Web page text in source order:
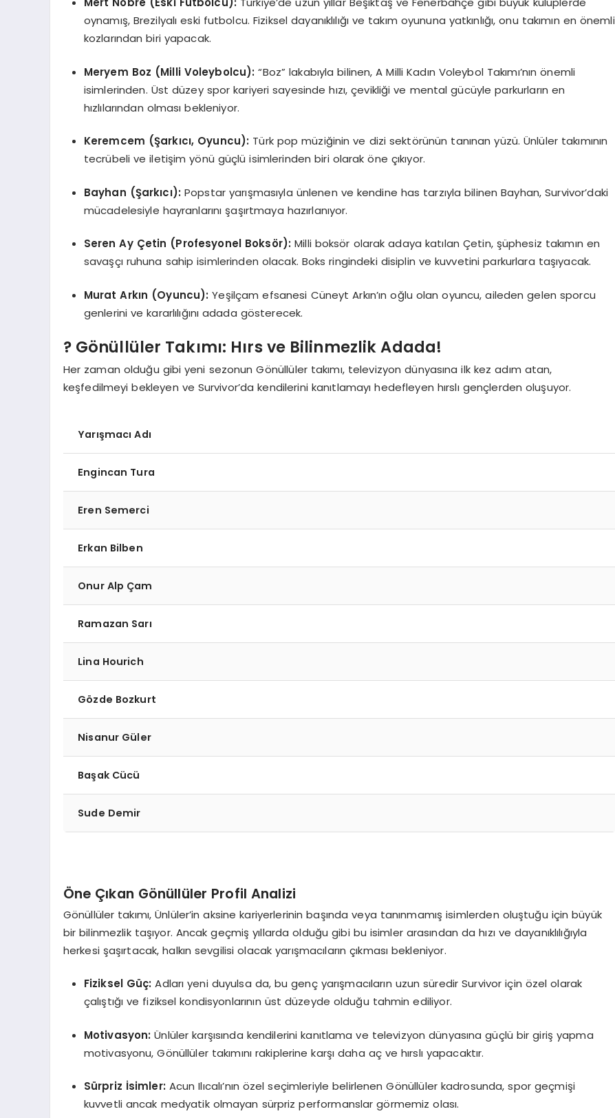
oynamış, Brezilyalı eski futbolcu. Fiziksel dayanıklılığı ve takım oyununa yatkınlığı, onu takımın en önemli
kozlarından biri yapacak.
Meryem Boz (Milli Voleybolcu): “Boz” lakabıyla bilinen, A Milli Kadın Voleybol Takımı’nın önemli
isimlerinden. Üst düzey spor kariyeri sayesinde hızı, çevikliği ve mental gücüyle parkurların en
hızlılarından olması bekleniyor.
Keremcem (Şarkıcı, Oyuncu): Türk pop müziğinin ve dizi sektörünün tanınan yüzü. Ünlüler takımının
tecrübeli ve iletişim yönü güçlü isimlerinden biri olarak öne çıkıyor.
Bayhan (Şarkıcı): Popstar yarışmasıyla ünlenen ve kendine has tarzıyla bilinen Bayhan, Survivor’daki
mücadelesiyle hayranlarını şaşırtmaya hazırlanıyor.
Seren Ay Çetin (Profesyonel Boksör): Milli boksör olarak adaya katılan Çetin, şüphesiz takımın en
savaşçı ruhuna sahip isimlerinden olacak. Boks ringindeki disiplin ve kuvvetini parkurlara taşıyacak.
Murat Arkın (Oyuncu): Yeşilçam efsanesi Cüneyt Arkın’ın oğlu olan oyuncu, aileden gelen sporcu
genlerini ve kararlılığını adada gösterecek.
? Gönüllüler Takımı: Hırs ve Bilinmezlik Adada!
Her zaman olduğu gibi yeni sezonun Gönüllüler takımı, televizyon dünyasına ilk kez adım atan,
keşfedilmeyi bekleyen ve Survivor’da kendilerini kanıtlamayı hedefleyen hırslı gençlerden oluşuyor.
Yarışmacı Adı
Engincan Tura
Eren Semerci
Erkan Bilben
Onur Alp Çam
Ramazan Sarı
Lina Hourich
Gözde Bozkurt
Nisanur Güler
Başak Cücü
Sude Demir
Öne Çıkan Gönüllüler Profil Analizi
Gönüllüler takımı, Ünlüler’in aksine kariyerlerinin başında veya tanınmamış isimlerden oluştuğu için büyük
bir bilinmezlik taşıyor. Ancak geçmiş yıllarda olduğu gibi bu isimler arasından da hızı ve dayanıklılığıyla
herkesi şaşırtacak, halkın sevgilisi olacak yarışmacıların çıkması bekleniyor.
Fiziksel Güç: Adları yeni duyulsa da, bu genç yarışmacıların uzun süredir Survivor için özel olarak
çalıştığı ve fiziksel kondisyonlarının üst düzeyde olduğu tahmin ediliyor.
Motivasyon: Ünlüler karşısında kendilerini kanıtlama ve televizyon dünyasına güçlü bir giriş yapma
motivasyonu, Gönüllüler takımını rakiplerine karşı daha aç ve hırslı yapacaktır.
Sürpriz İsimler: Acun Ilıcalı’nın özel seçimleriyle belirlenen Gönüllüler kadrosunda, spor geçmişi
kuvvetli ancak medyatik olmayan sürpriz performanslar görmemiz olası.